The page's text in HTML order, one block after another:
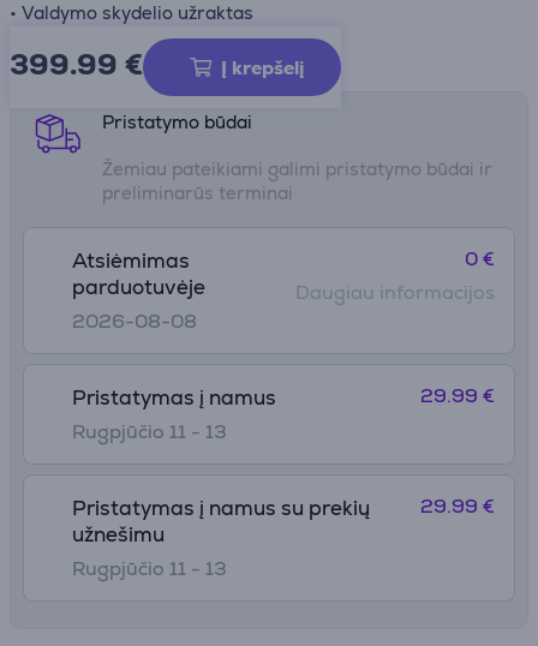
• Valdymo skydelio užraktas
399.99 € Į krepšelį
Gaminio informacijos lapas
Pristatymo būdai
Žemiau pateikiami galimi pristatymo būdai ir
preliminarūs terminai
Atsiėmimas
parduotuvėje
2026-08-08
0 €
Daugiau informacijos
Pristatymas į namus
Rugpjūčio 11 - 13
29.99 €
Pristatymas į namus su prekių
užnešimu
Rugpjūčio 11 - 13
29.99 €